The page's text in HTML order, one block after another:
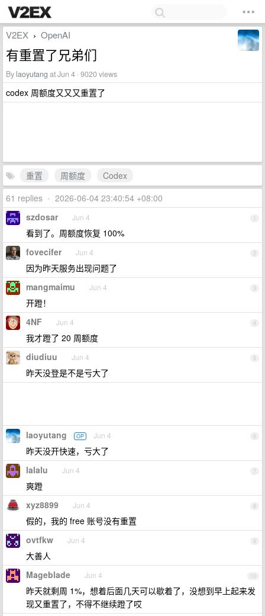
V2EX › OpenAI
有重置了兄弟们
By laoyutang at Jun 4 · 9020 views
codex 周额度又又又重置了
重置 周额度
Codex
61 replies • 2026-06-04 23:40:54 +08:00
1
szdosar Jun 4
看到了。周额度恢复 100%
2
fovecifer Jun 4
因为昨天服务出现问题了
3
mangmaimu Jun 4
开蹬！
4
4NF Jun 4
我才蹬了 20 周额度
5
diudiuu Jun 4
昨天没登是不是亏大了
6
laoyutang OP Jun 4
昨天没开快速，亏大了
7
lalalu Jun 4
爽蹬
8
xyz8899 Jun 4
假的，我的 free 账号没有重置
9
ovtfkw Jun 4
大善人
10
Mageblade Jun 4
昨天就剩周 1%，想着后面几天可以歇着了，没想到早上起来发
现又重置了，不得不继续蹬了哎